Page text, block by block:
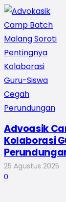
Advoasik
Kolaborasi
25 Agustus 2025
0